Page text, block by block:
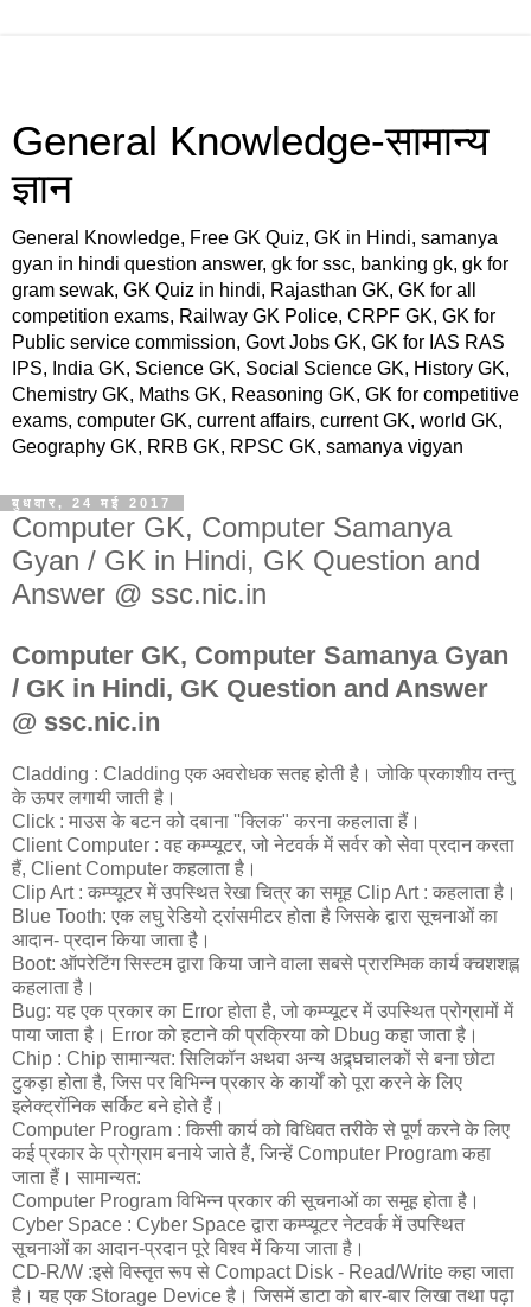
General Knowledge-सामान्य
ज्ञान
General Knowledge, Free GK Quiz, GK in Hindi, samanya
gyan in hindi question answer, gk for ssc, banking gk, gk for
gram sewak, GK Quiz in hindi, Rajasthan GK, GK for all
competition exams, Railway GK Police, CRPF GK, GK for
Public service commission, Govt Jobs GK, GK for IAS RAS
IPS, India GK, Science GK, Social Science GK, History GK,
Chemistry GK, Maths GK, Reasoning GK, GK for competitive
exams, computer GK, current affairs, current GK, world GK,
Geography GK, RRB GK, RPSC GK, samanya vigyan
बुधवार, 24 मई 2017
Computer GK, Computer Samanya
Gyan / GK in Hindi, GK Question and
Answer @ ssc.nic.in
Computer GK, Computer Samanya Gyan
/ GK in Hindi, GK Question and Answer
@ ssc.nic.in
Cladding : Cladding एक अवरोधक सतह होती है। जोकि प्रकाशीय तन्तु
के ऊपर लगायी जाती है।
Click : माउस के बटन को दबाना ''क्लिक" करना कहलाता हैं।
Client Computer : वह कम्प्यूटर, जो नेटवर्क में सर्वर को सेवा प्रदान करता
हैं, Client Computer कहलाता है।
Clip Art : कम्प्यूटर में उपस्थित रेखा चित्र का समूह Clip Art : कहलाता है।
Blue Tooth: एक लघु रेडियो ट्रांसमीटर होता है जिसके द्वारा सूचनाओं का
आदान- प्रदान किया जाता है।
Boot: ऑपरेटिंग सिस्टम द्वारा किया जाने वाला सबसे प्रारम्भिक कार्य क्चशशह्ल
कहलाता है।
Bug: यह एक प्रकार का Error होता है, जो कम्प्यूटर में उपस्थित प्रोग्रामों में
पाया जाता है। Error को हटाने की प्रक्रिया को Dbug कहा जाता है।
Chip : Chip सामान्यत: सिलिकॉन अथवा अन्य अद्र्घचालकों से बना छोटा
टुकड़ा होता है, जिस पर विभिन्न प्रकार के कार्यों को पूरा करने के लिए
इलेक्ट्रॉनिक सर्किट बने होते हैं।
Computer Program : किसी कार्य को विधिवत तरीके से पूर्ण करने के लिए
कई प्रकार के प्रोग्राम बनाये जाते हैं, जिन्हें Computer Program कहा
जाता हैं। सामान्यत:
Computer Program विभिन्न प्रकार की सूचनाओं का समूह होता है।
Cyber Space : Cyber Space द्वारा कम्प्यूटर नेटवर्क में उपस्थित
सूचनाओं का आदान-प्रदान पूरे विश्व में किया जाता है।
CD-R/W :इसे विस्तृत रूप से Compact Disk - Read/Write कहा जाता
है। यह एक Storage Device है। जिसमें डाटा को बार-बार लिखा तथा पढ़ा